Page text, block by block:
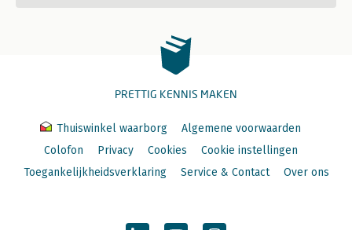
PRETTIG KENNIS MAKEN
Thuiswinkel waarborg
Algemene voorwaarden
Colofon
Privacy Cookies
Cookie instellingen
Toegankelijkheidsverklaring
Service & Contact Over ons